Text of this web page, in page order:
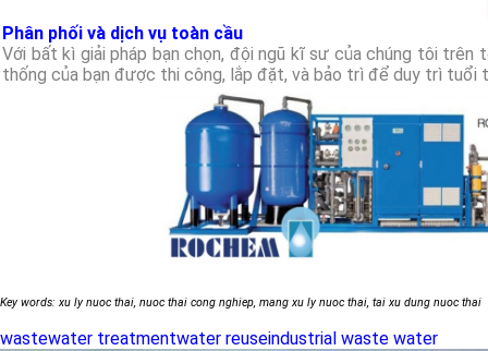
Phân phối và dịch vụ toàn cầu
Với bất kì giải pháp bạn chọn, đội ngũ kĩ sư của chúng tôi trên
thống của bạn được thi công, lắp đặt, và bảo trì để duy trì tuổi
Key words: xu ly nuoc thai, nuoc thai cong nghiep, mang xu ly nuoc thai, tai xu dung nuoc thai
wastewater treatmentwater reuseindustrial waste water